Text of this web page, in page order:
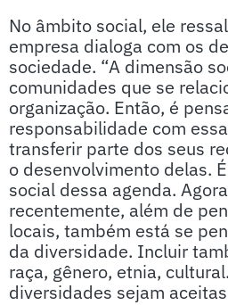
No âmbito social, ele
empresa dialoga com os
sociedade. “A dimensão
comunidades que se
organização. Então, é
responsabilidade com
transferir parte dos seus
o desenvolvimento delas.
social dessa agenda.
recentemente, além de
locais, também está se
da diversidade. Incluir
raça, gênero, etnia,
diversidades sejam